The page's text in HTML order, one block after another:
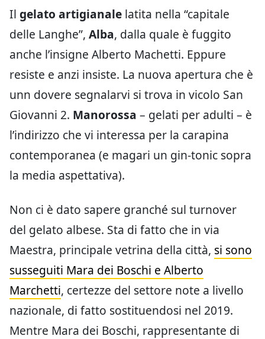
Il gelato artigianale latita nella “capitale
delle Langhe”, Alba, dalla quale è fuggito
anche l’insigne Alberto Machetti. Eppure
resiste e anzi insiste. La nuova apertura che è
unn dovere segnalarvi si trova in vicolo San
Giovanni 2. Manorossa – gelati per adulti – è
l’indirizzo che vi interessa per la carapina
contemporanea (e magari un gin-tonic sopra
la media aspettativa).
Non ci è dato sapere granché sul turnover
del gelato albese. Sta di fatto che in via
Maestra, principale vetrina della città, si sono
susseguiti Mara dei Boschi e Alberto
Marchetti, certezze del settore note a livello
nazionale, di fatto sostituendosi nel 2019.
Mentre Mara dei Boschi, rappresentante di